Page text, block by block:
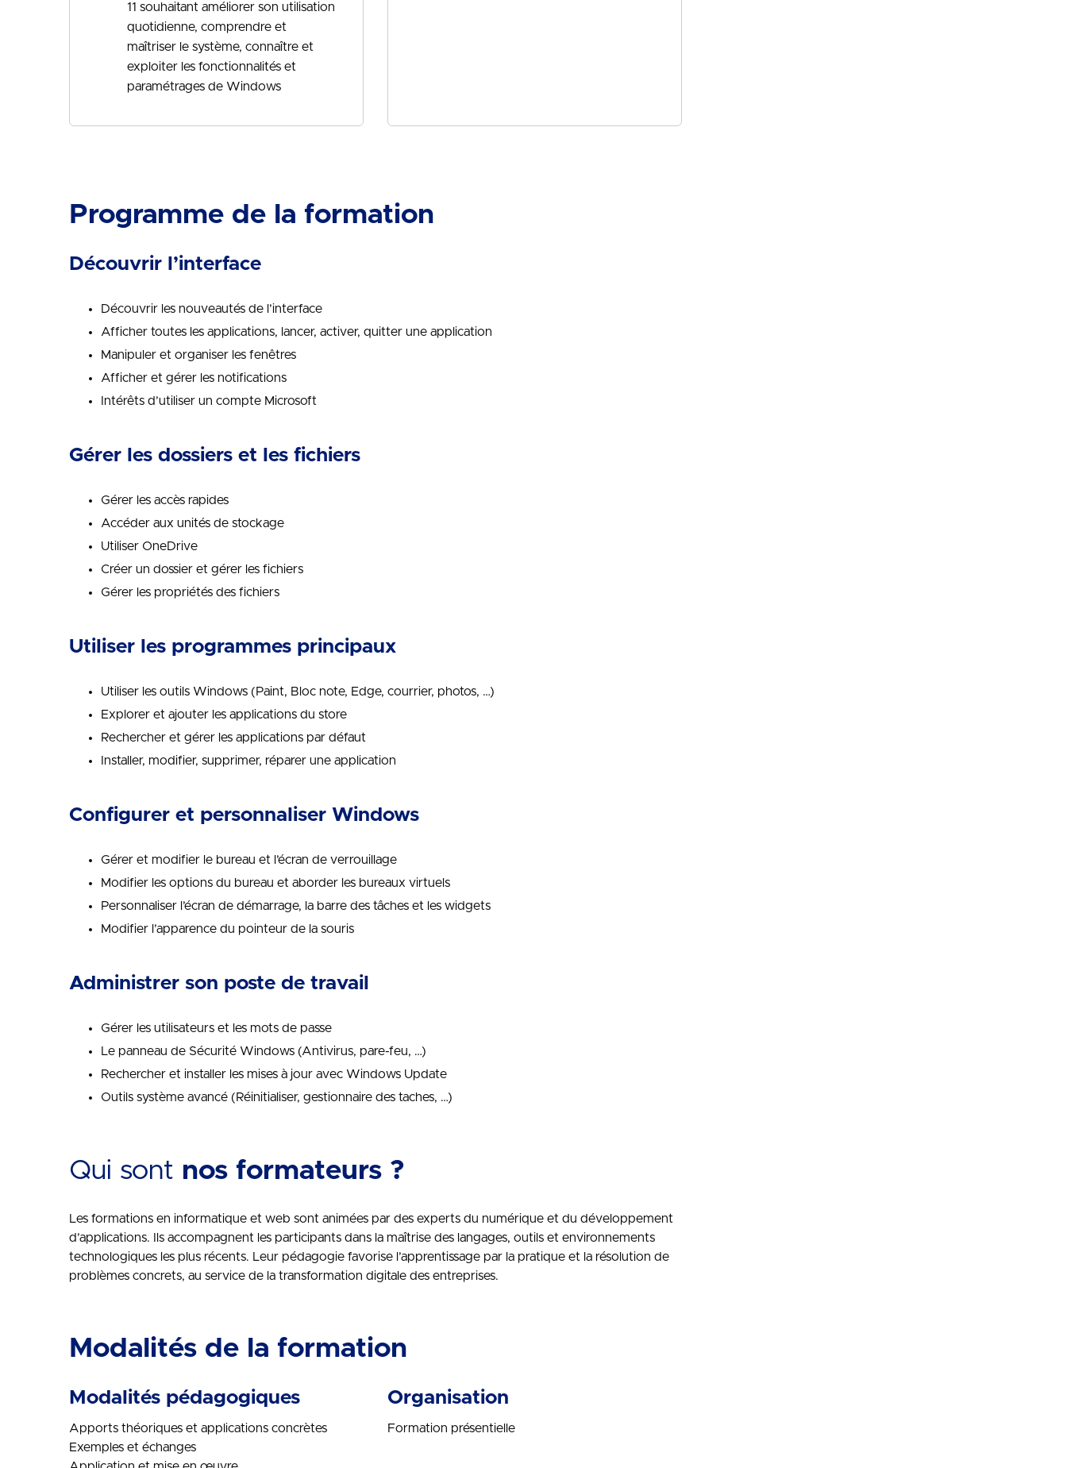
11 souhaitant améliorer son utilisation
quotidienne, comprendre et
maîtriser le système, connaître et
exploiter les fonctionnalités et
paramétrages de Windows
Programme de la formation
Découvrir l’interface
Découvrir les nouveautés de l’interface
Afficher toutes les applications, lancer, activer, quitter une application
Manipuler et organiser les fenêtres
Afficher et gérer les notifications
Intérêts d’utiliser un compte Microsoft
Gérer les dossiers et les fichiers
Gérer les accès rapides
Accéder aux unités de stockage
Utiliser OneDrive
Créer un dossier et gérer les fichiers
Gérer les propriétés des fichiers
Utiliser les programmes principaux
Utiliser les outils Windows (Paint, Bloc note, Edge, courrier, photos, …)
Explorer et ajouter les applications du store
Rechercher et gérer les applications par défaut
Installer, modifier, supprimer, réparer une application
Configurer et personnaliser Windows
Gérer et modifier le bureau et l’écran de verrouillage
Modifier les options du bureau et aborder les bureaux virtuels
Personnaliser l’écran de démarrage, la barre des tâches et les widgets
Modifier l’apparence du pointeur de la souris
Administrer son poste de travail
Gérer les utilisateurs et les mots de passe
Le panneau de Sécurité Windows (Antivirus, pare-feu, …)
Rechercher et installer les mises à jour avec Windows Update
Outils système avancé (Réinitialiser, gestionnaire des taches, …)
Qui sont nos formateurs ?
Les formations en informatique et web sont animées par des experts du numérique et du développement
d’applications. Ils accompagnent les participants dans la maîtrise des langages, outils et environnements
technologiques les plus récents. Leur pédagogie favorise l’apprentissage par la pratique et la résolution de
problèmes concrets, au service de la transformation digitale des entreprises.
Modalités de la formation
Modalités pédagogiques
Apports théoriques et applications concrètes
Exemples et échanges
Organisation
Formation présentielle